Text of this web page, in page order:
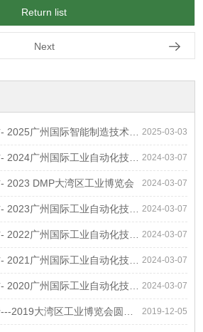
Return list
Next
2025-03-03
广州国际智能制造技术与装备展览会
2024-03-07
州国际工业自动化技术及装备展览会
2024-03-07
2023 DMP大湾区工业博览会
2024-03-07
州国际工业自动化技术及装备展览会
2024-03-07
州国际工业自动化技术及装备展览会
2024-03-07
州国际工业自动化技术及装备展览会
2024-03-07
州国际工业自动化技术及装备展览会
2019-12-05
大湾区工业博览会圆满结束!